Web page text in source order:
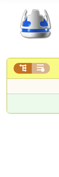
 